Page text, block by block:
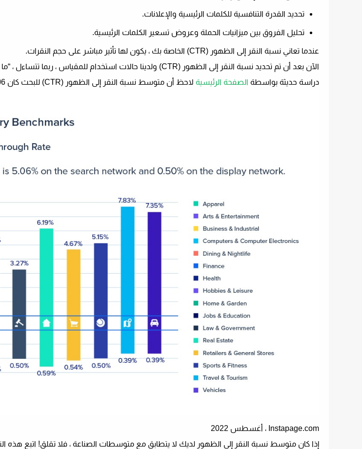
تحديد القدرة التنافسية للكلمات الرئيسية والإعلانات.
تحليل الفروق بين ميزانيات الحملة وعروض تسعير الكلمات الرئيسية.
عندما تعاني نسبة النقر إلى الظهور (CTR) الخاصة بك ، يكون لها تأثير مباشر على حجم النقرات.
الآن بعد أن تم تحديد نسبة النقر إلى الظهور (CTR) ولدينا حالات استخدام للمقياس ، ربما تتساءل ، “ما هي نسبة النقر إلى الظهور الجيدة؟”
دراسة حديثة بواسطة الصفحة الرئيسية لاحظ أن متوسط ​​نسبة النقر إلى الظهور (CTR) للبحث كان 5.06٪ في جميع الصناعات.
Instapage.com ، أغسطس 2022
إذا كان متوسط ​​نسبة النقر إلى الظهور لديك لا يتطابق مع متوسطات الصناعة ، فلا تقلق! اتبع هذه